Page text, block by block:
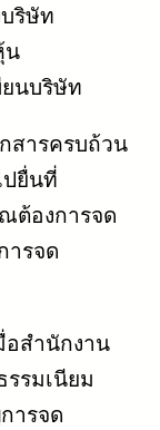
ริษัท
น
นบริษัท
สารครบถ้วน
ปยื่นที่
ต้องการจด
ารจด
อสำนักงาน
รมเนียม
ารจด